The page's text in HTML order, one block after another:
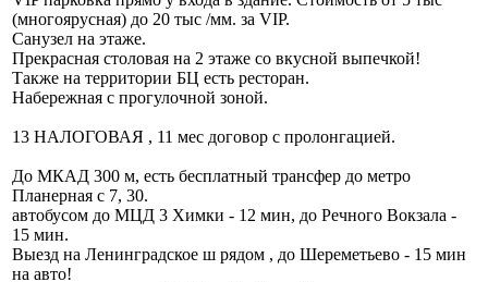
(многоярусная) до 20 тыс /мм. за VIP.
Санузел на этаже.
Прекрасная столовая на 2 этаже со вкусной выпечкой!
Также на территории БЦ есть ресторан.
Набережная с прогулочной зоной.
13 НАЛОГОВАЯ , 11 мес договор с пролонгацией.
До МКАД 300 м, есть бесплатный трансфер до метро
Планерная с 7, 30.
автобусом до МЦД 3 Химки - 12 мин, до Речного Вокзала -
15 мин.
Выезд на Ленинградское ш рядом , до Шереметьево - 15 мин
на авто!